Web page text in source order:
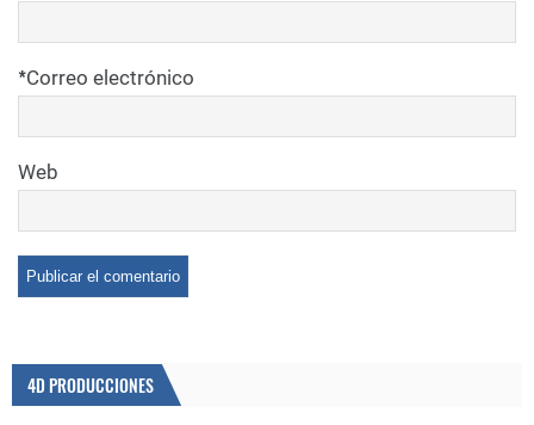
Correo electrónico
*
Web
4D PRODUCCIONES